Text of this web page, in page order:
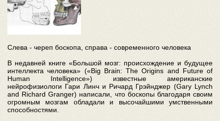
Слева - череп боскопа, справа - современного человека
В недавней книге «Большой мозг: происхождение и будущее
интеллекта человека» («Big Brain: The Origins and Future of
Human Intelligence») известные американские
нейрофизиологи Гари Линч и Ричард Грэйнджер (Gary Lynch
and Richard Granger) написали, что боскопы благодаря своим
огромным мозгам обладали и высочайшими умственными
способностями.